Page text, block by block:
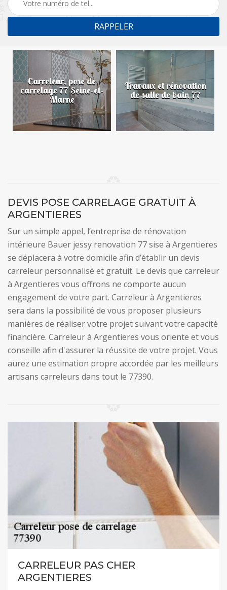
Carreleur, pose de
carrelage 77 Seine-et-
Marne
Travaux et rénovation
de salle de bain 77
DEVIS POSE CARRELAGE GRATUIT À
ARGENTIERES
Sur un simple appel, l’entreprise de rénovation
intérieure Bauer jessy renovation 77 sise à Argentieres
se déplacera à votre domicile afin d’établir un devis
carreleur personnalisé et gratuit. Le devis que carreleur
à Argentieres vous offrons ne comporte aucun
engagement de votre part. Carreleur à Argentieres
sera dans la possibilité de vous proposer plusieurs
manières de réaliser votre projet suivant votre capacité
financière. Carreleur à Argentieres vous oriente et vous
conseille afin d'assurer la réussite de votre projet. Vous
aurez une estimation propre accordée par les meilleurs
artisans carreleurs dans tout le 77390.
CARRELEUR PAS CHER
ARGENTIERES